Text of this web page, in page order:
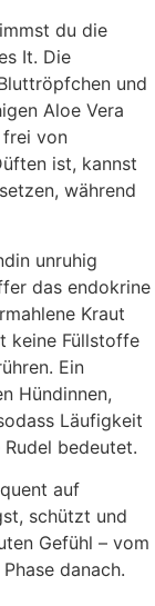
du die
It. Die
und
Aloe Vera
frei von
ist, kannst
während
unruhig
das endokrine
Kraut
keine Füllstoffe
Ein
Hündinnen,
Läufigkeit
bedeutet.
auf
schützt und
Gefühl – vom
danach.